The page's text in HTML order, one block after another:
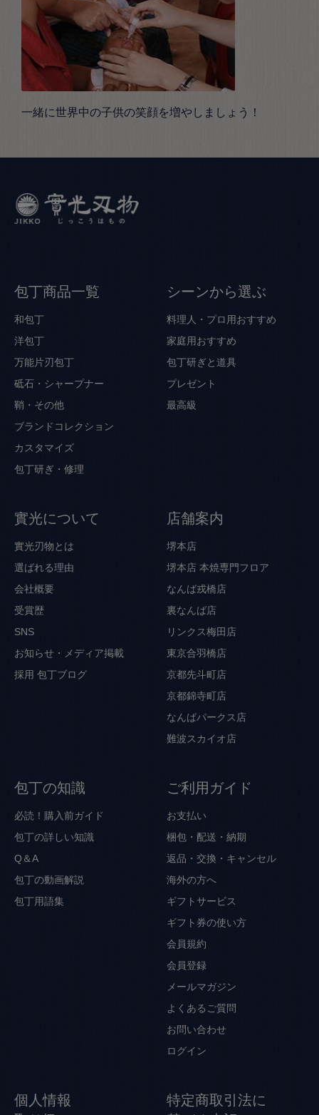
一緒に世界中の子供の笑顔を増やしましょう！
包丁商品一覧
和包丁
洋包丁
万能片刃包丁
砥石・シャープナー
鞘・その他
ブランドコレクション
カスタマイズ
包丁研ぎ・修理
シーンから選ぶ
料理人・プロ用おすすめ
家庭用おすすめ
包丁研ぎと道具
プレゼント
最高級
實光について
實光刃物とは
選ばれる理由
会社概要
受賞歴
SNS
お知らせ・メディア掲載
採用 包丁ブログ
店舗案内
堺本店
堺本店 本焼専門フロア
なんば戎橋店
裏なんば店
リンクス梅田店
東京合羽橋店
京都先斗町店
京都錦寺町店
なんばパークス店
難波スカイオ店
包丁の知識
必読！購入前ガイド
包丁の詳しい知識
Q＆A
包丁の動画解説
包丁用語集
ご利用ガイド
お支払い
梱包・配送・納期
返品・交換・キャンセル
海外の方へ
ギフトサービス
ギフト券の使い方
会員規約
会員登録
メールマガジン
よくあるご質問
お問い合わせ
ログイン
個人情報
特定商取引法に